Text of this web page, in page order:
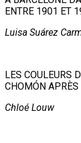
ENTRE 1901 ET
Luisa Suárez
LES COULEURS
CHOMÓN
Chloé Louw